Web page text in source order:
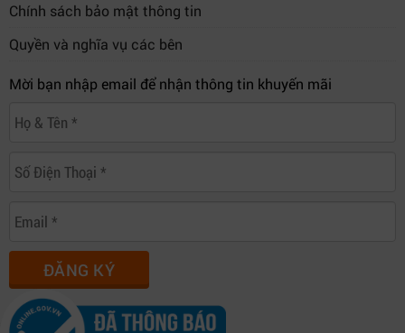
Chính sách bảo mật thông tin
Quyền và nghĩa vụ các bên
Mời bạn nhập email để nhận thông tin khuyến mãi
ĐĂNG KÝ